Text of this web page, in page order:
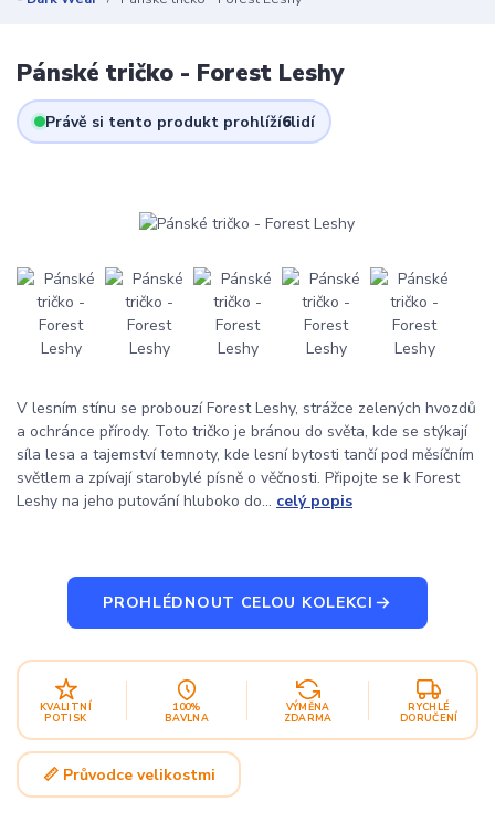
Pánské tričko - Forest Leshy
Právě si tento produkt prohlíží6lidí
V lesním stínu se probouzí Forest Leshy, strážce zelených hvozdů
a ochránce přírody. Toto tričko je bránou do světa, kde se stýkají
síla lesa a tajemství temnoty, kde lesní bytosti tančí pod měsíčním
světlem a zpívají starobylé písně o věčnosti. Připojte se k Forest
Leshy na jeho putování hluboko do... celý popis
PROHLÉDNOUT CELOU KOLEKCI
KVALITNÍ
POTISK
100%
BAVLNA
VÝMĚNA
ZDARMA
RYCHLÉ
DORUČENÍ
📏 Průvodce velikostmi